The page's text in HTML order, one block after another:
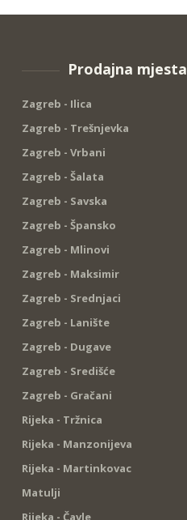
Prodajna mjesta
Zagreb - Ilica
Zagreb - Trešnjevka
Zagreb - Vrbani
Zagreb - Šalata
Zagreb - Savska
Zagreb - Špansko
Zagreb - Mlinovi
Zagreb - Maksimir
Zagreb - Srednjaci
Zagreb - Lanište
Zagreb - Dugave
Zagreb - Središće
Zagreb - Gračani
Rijeka - Tržnica
Rijeka - Manzonijeva
Rijeka - Martinkovac
Matulji
Rijeka - Čavle